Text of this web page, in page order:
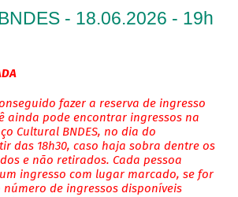
- 18.06.2026 - 19h
fazer a reserva de ingresso
ainda pode encontrar ingressos na
Cultural BNDES, no dia do
das 18h30, caso haja sobra dentre os
e não retirados. Cada pessoa
ingresso com lugar marcado, se for
de ingressos disponíveis